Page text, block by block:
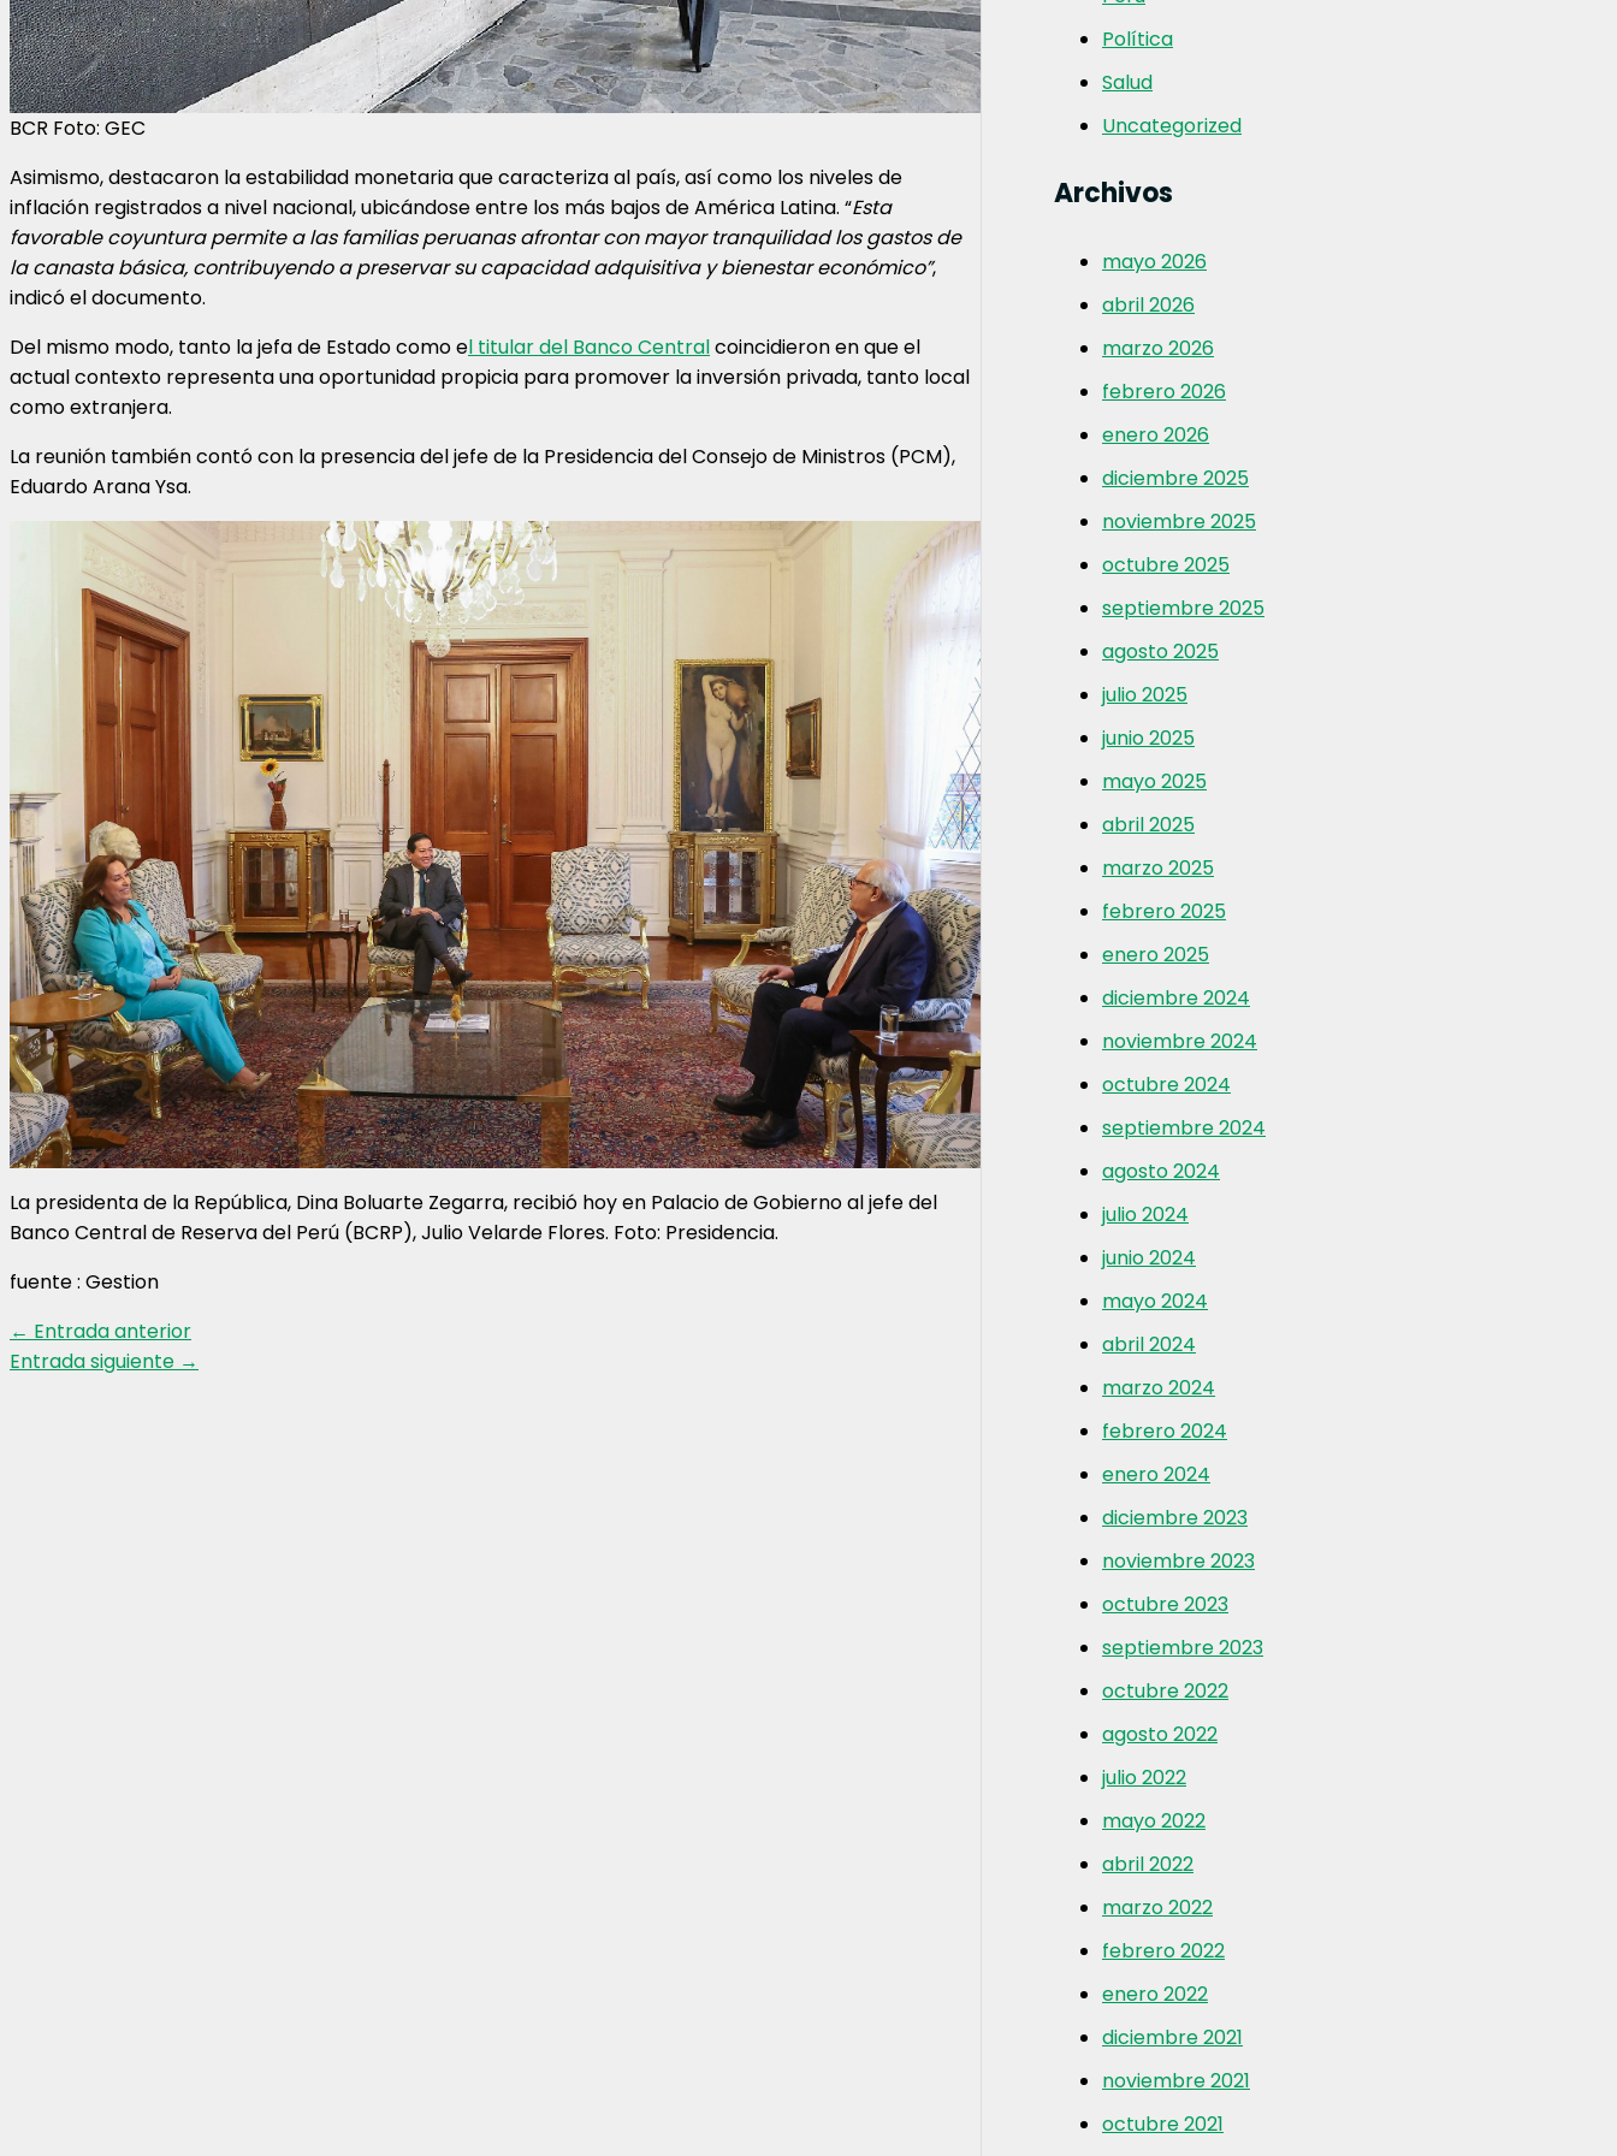
BCR Foto: GEC
Asimismo, destacaron la estabilidad monetaria que caracteriza al país, así como los niveles de
inflación registrados a nivel nacional, ubicándose entre los más bajos de América Latina. “Esta
favorable coyuntura permite a las familias peruanas afrontar con mayor tranquilidad los gastos de
la canasta básica, contribuyendo a preservar su capacidad adquisitiva y bienestar económico”,
indicó el documento.
Del mismo modo, tanto la jefa de Estado como el titular del Banco Centralcoincidieron en que el
actual contexto representa una oportunidad propicia para promover la inversión privada, tanto local
como extranjera.
La reunión también contó con la presencia del jefe de la Presidencia del Consejo de Ministros (PCM),
Eduardo Arana Ysa.
La presidenta de la República, Dina Boluarte Zegarra, recibió hoy en Palacio de Gobierno al jefe del
Banco Central de Reserva del Perú (BCRP), Julio Velarde Flores. Foto: Presidencia.
fuente : Gestion
← Entrada anterior
Entrada siguiente →
Política
Salud
Uncategorized
Archivos
mayo 2026
abril 2026
marzo 2026
febrero 2026
enero 2026
diciembre 2025
noviembre 2025
octubre 2025
septiembre 2025
agosto 2025
julio 2025
junio 2025
mayo 2025
abril 2025
marzo 2025
febrero 2025
enero 2025
diciembre 2024
noviembre 2024
octubre 2024
septiembre 2024
agosto 2024
julio 2024
junio 2024
mayo 2024
abril 2024
marzo 2024
febrero 2024
enero 2024
diciembre 2023
noviembre 2023
octubre 2023
septiembre 2023
octubre 2022
agosto 2022
julio 2022
mayo 2022
abril 2022
marzo 2022
febrero 2022
enero 2022
diciembre 2021
noviembre 2021
octubre 2021